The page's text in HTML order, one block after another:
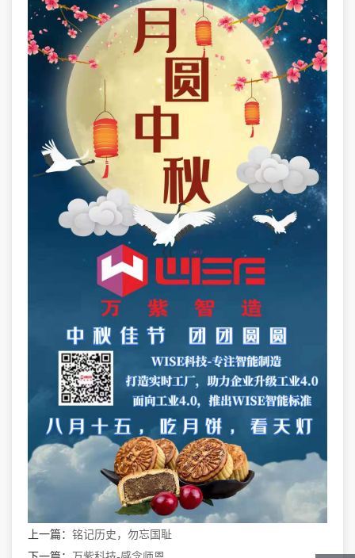
上一篇： 铭记历史，勿忘国耻